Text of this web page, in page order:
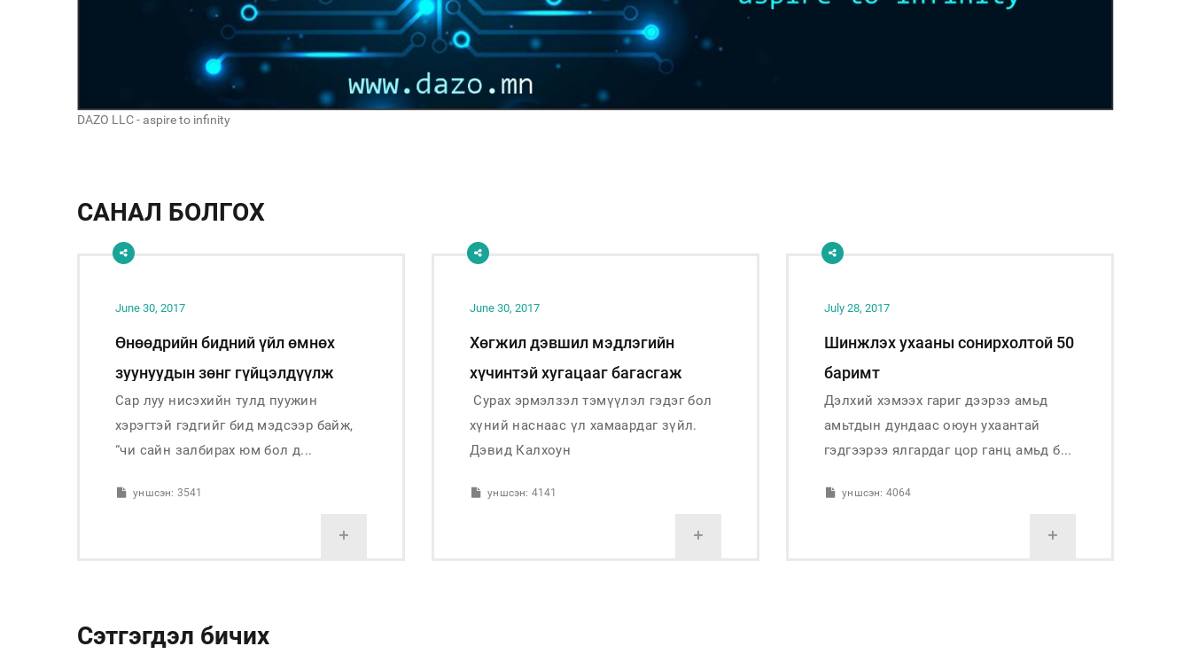
DAZO LLC - aspire to infinity
САНАЛ БОЛГОХ
June 30, 2017
Өнөөдрийн бидний үйл өмнөх
зуунуудын зөнг гүйцэлдүүлж
байна
Сар луу нисэхийн тулд пуужин
хэрэгтэй гэдгийг бид мэдсээр байж,
“чи сайн залбирах юм бол д...
уншсэн: 3541
+
June 30, 2017
Хөгжил дэвшил мэдлэгийн
хүчинтэй хугацааг багасгаж
байна.
Сурах эрмэлзэл тэмүүлэл гэдэг бол
хүний наснаас үл хамаардаг зүйл.
Дэвид Калхоун
уншсэн: 4141
+
July 28, 2017
Шинжлэх ухааны сонирхолтой 50
баримт
Дэлхий хэмээх гариг дээрээ амьд
амьтдын дундаас оюун ухаантай
гэдгээрээ ялгардаг цор ганц амьд б...
уншсэн: 4064
+
Сэтгэгдэл бичих